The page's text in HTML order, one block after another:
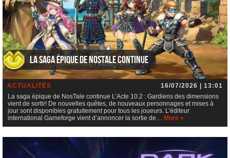
La saga épique de NosTale continue
ACTUALITÉS
16/07/2026 | 13:01
La saga épique de NosTale continue L’Acte 10.2 : Gardiens des dimensions
vient de sortir! De nouvelles quêtes, de nouveaux personnages et mises à
jour sont disponibles gratuitement pour tous les joueurs. L’éditeur
international Gameforge vient d’annoncer la sortie de… More »